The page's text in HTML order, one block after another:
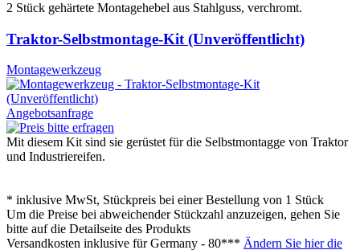
2 Stück gehärtete Montagehebel aus Stahlguss, verchromt.
Traktor-Selbstmontage-Kit (Unveröffentlicht)
Montagewerkzeug
Angebotsanfrage
Mit diesem Kit sind sie gerüstet für die Selbstmontagge von Traktor
und Industriereifen.
* inklusive MwSt, Stückpreis bei einer Bestellung von 1 Stück
Um die Preise bei abweichender Stückzahl anzuzeigen, gehen Sie
bitte auf die Detailseite des Produkts
Versandkosten inklusive fürGermany - 80*** Ändern Sie hier die